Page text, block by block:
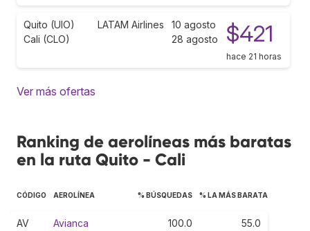
Quito (UIO)
Cali (CLO)
LATAM Airlines
10 agosto
28 agosto
$421
hace 21 horas
Ver más ofertas
Ranking de aerolíneas más baratas
en la ruta Quito - Cali
CÓDIGO AEROLÍNEA % BÚSQUEDAS % LA MÁS BARATA
AV Avianca 100.0 55.0